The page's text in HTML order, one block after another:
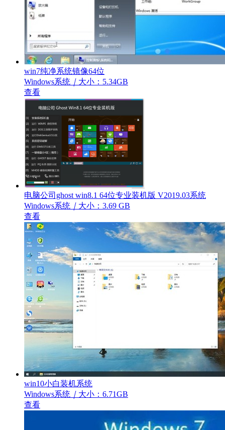
win7纯净系统镜像64位
Windows系统 ｜ 大小：5.34GB
查看
电脑公司ghost win8.1 64位专业装机版 V2019.03系统
Windows系统 ｜ 大小：3.69 GB
查看
win10小白装机系统
Windows系统 ｜ 大小：6.71GB
查看